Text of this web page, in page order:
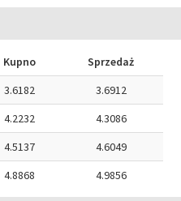
Kupno
Sprzedaż
3.6182
3.6912
4.2232
4.3086
4.5137
4.6049
4.8868 4.9856